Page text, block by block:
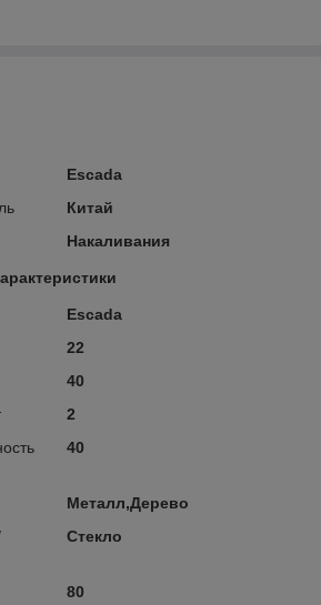
Escada
Китай
Накаливания
Escada
22
40
2
40
Металл,Дерево
Стекло
80